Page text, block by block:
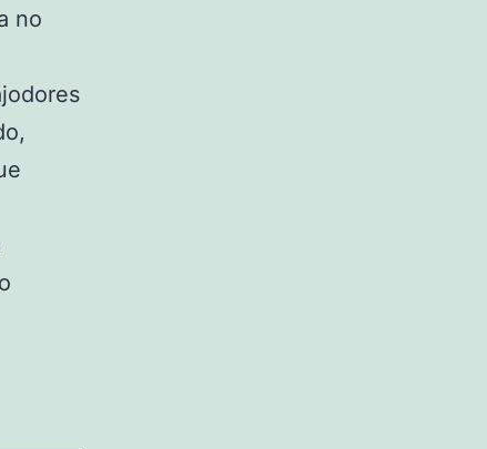
no